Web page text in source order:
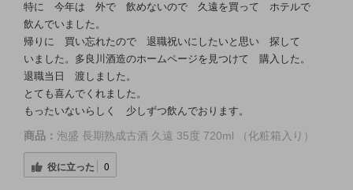
特に 今年は 外で 飲めないので 久遠を買って ホテルで
飲んでいました。
帰りに 買い忘れたので 退職祝いにしたいと思い 探して
いました。多良川酒造のホームページを見つけて 購入した。
退職当日 渡しました。
とても喜んでくれました。
もったいないらしく 少しずつ飲んでおります。
商品： 泡盛 長期熟成古酒 久遠 35度 720ml （化粧箱入り）
役に立った 0